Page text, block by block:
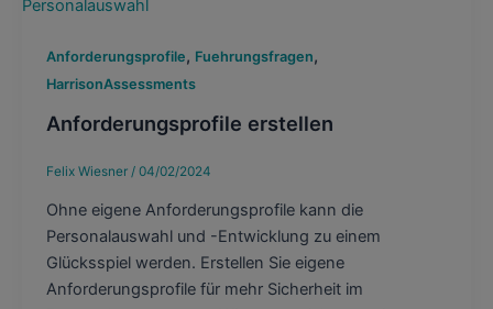
Anforderungsprofile, Fuehrungsfragen,
HarrisonAssessments
Anforderungsprofile erstellen
Felix Wiesner / 04/02/2024
Ohne eigene Anforderungsprofile kann die
Personalauswahl und -Entwicklung zu einem
Glücksspiel werden. Erstellen Sie eigene
Anforderungsprofile für mehr Sicherheit im